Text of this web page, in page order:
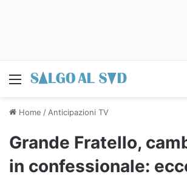
Menu
Home / Anticipazioni TV
Grande Fratello,
in confessionale: